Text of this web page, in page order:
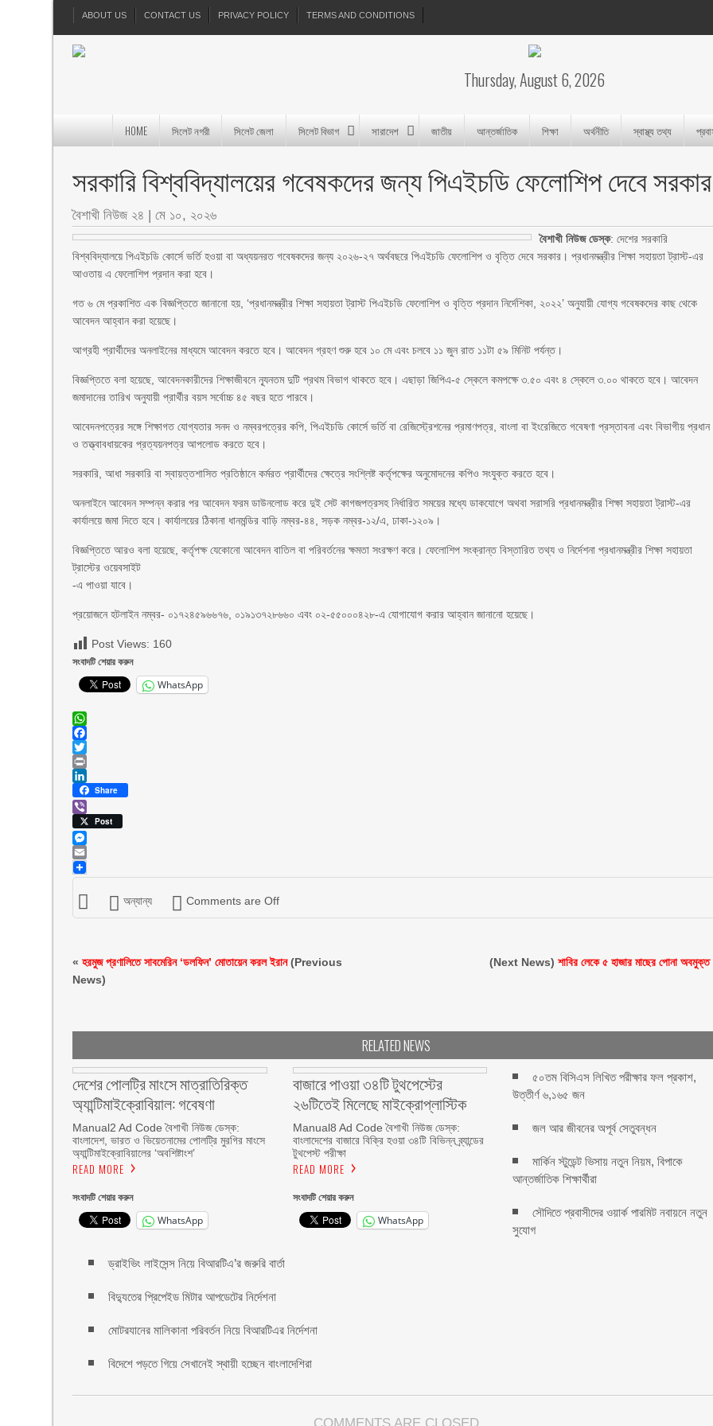
ABOUT US CONTACT US PRIVACY POLICY TERMS AND CONDITIONS
Thursday, August 6, 2026
HOME সিলেট নগরী সিলেট জেলা সিলেট বিভাগ সারাদেশ জাতীয় আন্তর্জাতিক শিক্ষা অর্থনীতি স্বাস্থ্য তথ্য
সরকারি বিশ্ববিদ্যালয়ের গবেষকদের জন্য পিএইচডি ফেলোশিপ দেবে সরকার
বৈশাখী নিউজ ২৪ |মে ১০, ২০২৬
বৈশাখী নিউজ ডেস্ক: দেশের সরকারি
বিশ্ববিদ্যালয়ে পিএইচডি কোর্সে ভর্তি হওয়া বা অধ্যয়নরত গবেষকদের জন্য ২০২৬-২৭ অর্থবছরে পিএইচডি ফেলোশিপ ও বৃত্তি দেবে সরকার। প্রধানমন্ত্রীর শিক্ষা সহায়তা ট্রাস্ট-এর
আওতায় এ ফেলোশিপ প্রদান করা হবে।
গত ৬ মে প্রকাশিত এক বিজ্ঞপ্তিতে জানানো হয়, ‘প্রধানমন্ত্রীর শিক্ষা সহায়তা ট্রাস্ট পিএইচডি ফেলোশিপ ও বৃত্তি প্রদান নির্দেশিকা, ২০২২’ অনুযায়ী যোগ্য গবেষকদের কাছ থেকে
আবেদন আহ্বান করা হয়েছে।
আগ্রহী প্রার্থীদের অনলাইনের মাধ্যমে আবেদন করতে হবে। আবেদন গ্রহণ শুরু হবে ১০ মে এবং চলবে ১১ জুন রাত ১১টা ৫৯ মিনিট পর্যন্ত।
বিজ্ঞপ্তিতে বলা হয়েছে, আবেদনকারীদের শিক্ষাজীবনে ন্যূনতম দুটি প্রথম বিভাগ থাকতে হবে। এছাড়া জিপিএ-৫ স্কেলে কমপক্ষে ৩.৫০ এবং ৪ স্কেলে ৩.০০ থাকতে হবে। আবেদন
জমাদানের তারিখ অনুযায়ী প্রার্থীর বয়স সর্বোচ্চ ৪৫ বছর হতে পারবে।
আবেদনপত্রের সঙ্গে শিক্ষাগত যোগ্যতার সনদ ও নম্বরপত্রের কপি, পিএইচডি কোর্সে ভর্তি বা রেজিস্ট্রেশনের প্রমাণপত্র, বাংলা বা ইংরেজিতে গবেষণা প্রস্তাবনা এবং বিভাগীয় প্রধান
ও তত্ত্বাবধায়কের প্রত্যয়নপত্র আপলোড করতে হবে।
সরকারি, আধা সরকারি বা স্বায়ত্তশাসিত প্রতিষ্ঠানে কর্মরত প্রার্থীদের ক্ষেত্রে সংশ্লিষ্ট কর্তৃপক্ষের অনুমোদনের কপিও সংযুক্ত করতে হবে।
অনলাইনে আবেদন সম্পন্ন করার পর আবেদন ফরম ডাউনলোড করে দুই সেট কাগজপত্রসহ নির্ধারিত সময়ের মধ্যে ডাকযোগে অথবা সরাসরি প্রধানমন্ত্রীর শিক্ষা সহায়তা ট্রাস্ট-এর
কার্যালয়ে জমা দিতে হবে। কার্যালয়ের ঠিকানা ধানমন্ডির বাড়ি নম্বর-৪৪, সড়ক নম্বর-১২/এ, ঢাকা-১২০৯।
বিজ্ঞপ্তিতে আরও বলা হয়েছে, কর্তৃপক্ষ যেকোনো আবেদন বাতিল বা পরিবর্তনের ক্ষমতা সংরক্ষণ করে। ফেলোশিপ সংক্রান্ত বিস্তারিত তথ্য ও নির্দেশনা প্রধানমন্ত্রীর শিক্ষা সহায়তা
ট্রাস্টের ওয়েবসাইট
-এ পাওয়া যাবে।
প্রয়োজনে হটলাইন নম্বর- ০১৭২৪৫৯৬৬৭৬, ০১৯১৩৭২৮৬৬০ এবং ০২-৫৫০০০৪২৮-এ যোগাযোগ করার আহ্বান জানানো হয়েছে।
Post Views: 160
সংবাদটি শেয়ার করুন
WhatsApp
WhatsApp
Facebook
Twitter
Print
LinkedIn
Share
ViberPost
Messenger
Email
অন্যান্য Comments are Off
«হরমুজ প্রণালিতে সাবমেরিন ‘ডলফিন’ মোতায়েন করল ইরান(Previous
News)
(Next News)শাবির লেকে ৫ হাজার মাছের পোনা অবমুক্ত
RELATED NEWS
দেশের পোলট্রি মাংসে মাত্রাতিরিক্ত
অ্যান্টিমাইক্রোবিয়াল: গবেষণা
Manual2 Ad Code বৈশাখী নিউজ ডেস্ক:
বাংলাদেশ, ভারত ও ভিয়েতনামের পোলট্রি মুরগির মাংসে
অ্যান্টিমাইক্রোবিয়ালের ‘অবশিষ্টাংশ’
READ MORE
সংবাদটি শেয়ার করুন
WhatsApp
বাজারে পাওয়া ৩৪টি টুথপেস্টের
২৬টিতেই মিলেছে মাইক্রোপ্লাস্টিক
Manual8 Ad Code বৈশাখী নিউজ ডেস্ক:
বাংলাদেশের বাজারে বিক্রি হওয়া ৩৪টি বিভিন্ন ব্র্যান্ডের
টুথপেস্ট পরীক্ষা
READ MORE
সংবাদটি শেয়ার করুন
WhatsApp
৫০তম বিসিএস লিখিত পরীক্ষার ফল প্রকাশ,
উত্তীর্ণ ৬,১৬৫ জন
জল আর জীবনের অপূর্ব সেতুবন্ধন
মার্কিন স্টুডেন্ট ভিসায় নতুন নিয়ম, বিপাকে
আন্তর্জাতিক শিক্ষার্থীরা
সৌদিতে প্রবাসীদের ওয়ার্ক পারমিট নবায়নে নতুন
সুযোগ
ড্রাইভিং লাইসেন্স নিয়ে বিআরটিএ’র জরুরি বার্তা
বিদ্যুতের প্রিপেইড মিটার আপডেটের নির্দেশনা
মোটরযানের মালিকানা পরিবর্তন নিয়ে বিআরটিএর নির্দেশনা
বিদেশে পড়তে গিয়ে সেখানেই স্থায়ী হচ্ছেন বাংলাদেশিরা